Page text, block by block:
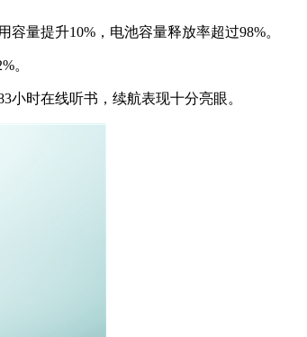
量提升10%，电池容量释放率超过98%。
。
时在线听书，续航表现十分亮眼。